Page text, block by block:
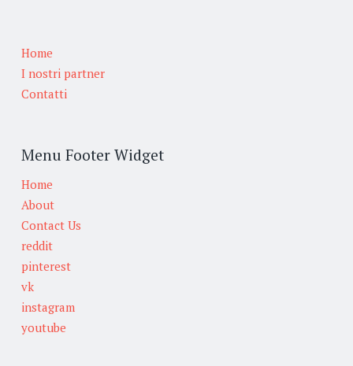
Home
I nostri partner
Contatti
Menu Footer Widget
Home
About
Contact Us
reddit
pinterest
vk
instagram
youtube